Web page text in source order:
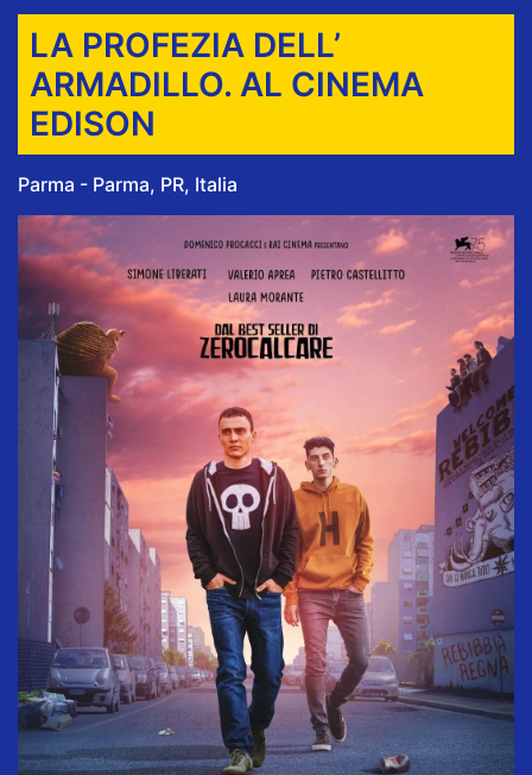
LA PROFEZIA DELL’
ARMADILLO. AL CINEMA
EDISON
Parma - Parma, PR, Italia